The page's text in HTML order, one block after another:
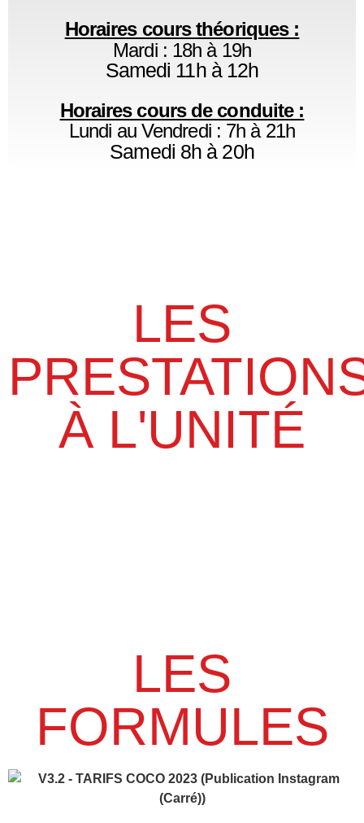
Horaires cours théoriques :
Mardi : 18h à 19h
Samedi 11h à 12h
Horaires cours de conduite :
Lundi au Vendredi : 7h à 21h
Samedi 8h à 20h
LES
À L'UNITÉ
LES
FORMULES